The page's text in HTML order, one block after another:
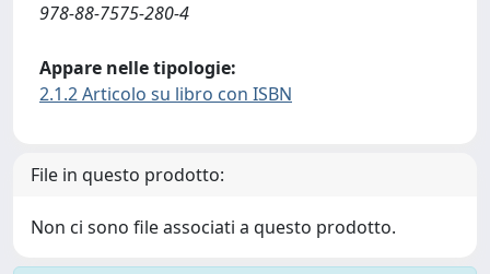
978-88-7575-280-4
Appare nelle tipologie:
2.1.2 Articolo su libro con ISBN
File in questo prodotto:
Non ci sono file associati a questo prodotto.